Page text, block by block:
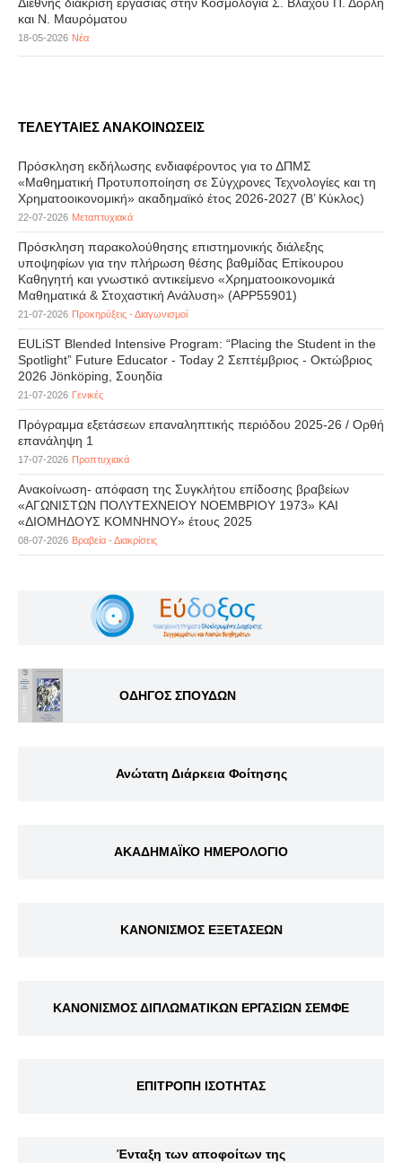
και Ν. Μαυρόματου
18-05-2026 Νέα
ΤΕΛΕΥΤΑΙΕΣ ΑΝΑΚΟΙΝΩΣΕΙΣ
Πρόσκληση εκδήλωσης ενδιαφέροντος για το ΔΠΜΣ
«Μαθηματική Προτυποποίηση σε Σύγχρονες Τεχνολογίες και τη
Χρηματοοικονομική» ακαδημαϊκό έτος 2026-2027 (B’ Kύκλος)
22-07-2026 Μεταπτυχιακά
Πρόσκληση παρακολούθησης επιστημονικής διάλεξης
υποψηφίων για την πλήρωση θέσης βαθμίδας Επίκουρου
Καθηγητή και γνωστικό αντικείμενο «Χρηματοοικονομικά
Μαθηματικά & Στοχαστική Ανάλυση» (APP55901)
21-07-2026 Προκηρύξεις - Διαγωνισμοί
EULiST Blended Intensive Program: “Placing the Student in the
Spotlight” Future Educator - Today 2 Σεπτέμβριος - Οκτώβριος
2026 Jönköping, Σουηδία
21-07-2026 Γενικές
Πρόγραμμα εξετάσεων επαναληπτικής περιόδου 2025-26 / Ορθή
επανάληψη 1
17-07-2026 Προπτυχιακά
Ανακοίνωση- απόφαση της Συγκλήτου επίδοσης βραβείων
«ΑΓΩΝΙΣΤΩΝ ΠΟΛΥΤΕΧΝΕΙΟΥ ΝΟΕΜΒΡΙΟΥ 1973» ΚΑΙ
«ΔΙΟΜΗΔΟΥΣ ΚΟΜΝΗΝΟΥ» έτους 2025
08-07-2026 Βραβεία - Διακρίσεις
ΟΔΗΓΟΣ ΣΠΟΥΔΩΝ
Ανώτατη Διάρκεια Φοίτησης
ΑΚΑΔΗΜΑΪΚΟ ΗΜΕΡΟΛΟΓΙΟ
ΚΑΝΟΝΙΣΜΟΣ ΕΞΕΤΑΣΕΩΝ
ΚΑΝΟΝΙΣΜΟΣ ΔΙΠΛΩΜΑΤΙΚΩΝ ΕΡΓΑΣΙΩΝ ΣΕΜΦΕ
ΕΠΙΤΡΟΠΗ ΙΣΟΤΗΤΑΣ
Ένταξη των αποφοίτων της